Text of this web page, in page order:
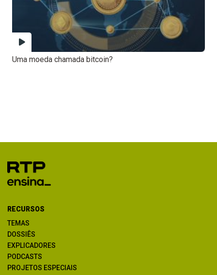
Uma moeda chamada bitcoin?
RECURSOS
TEMAS
DOSSIÊS
EXPLICADORES
PODCASTS
PROJETOS ESPECIAIS